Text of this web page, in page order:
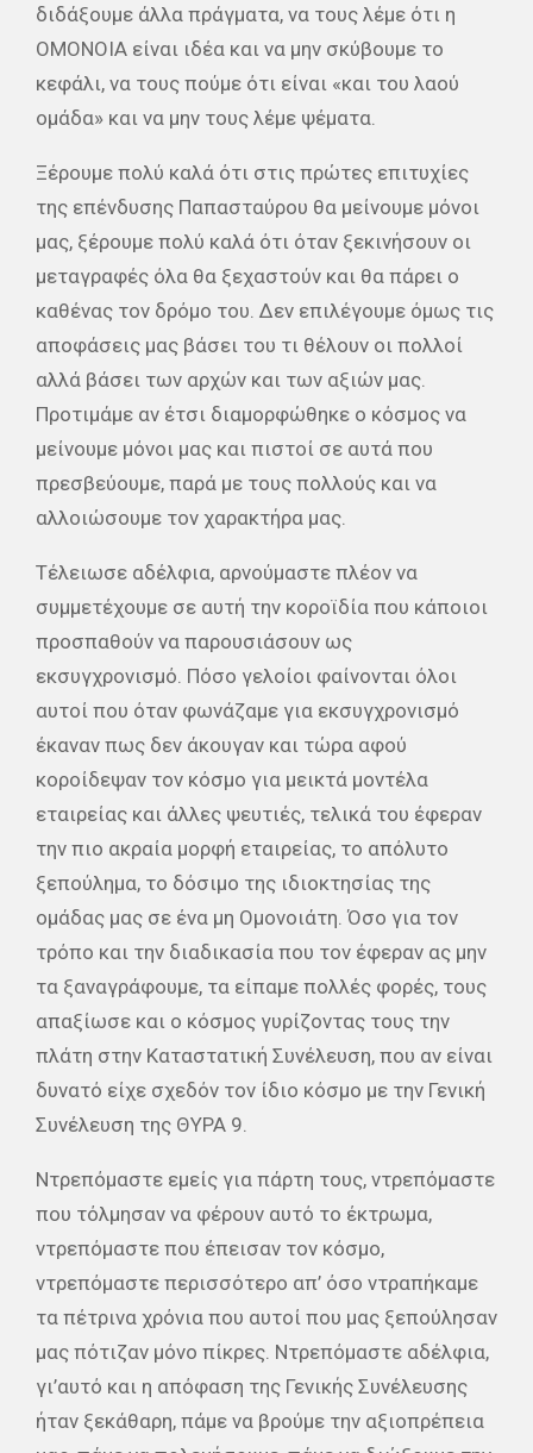
διδάξουμε άλλα πράγματα, να τους λέμε ότι η
ΟΜΟΝΟΙΑ είναι ιδέα και να μην σκύβουμε το
κεφάλι, να τους πούμε ότι είναι «και του λαού
ομάδα» και να μην τους λέμε ψέματα.
Ξέρουμε πολύ καλά ότι στις πρώτες επιτυχίες
της επένδυσης Παπασταύρου θα μείνουμε μόνοι
μας, ξέρουμε πολύ καλά ότι όταν ξεκινήσουν οι
μεταγραφές όλα θα ξεχαστούν και θα πάρει ο
καθένας τον δρόμο του. Δεν επιλέγουμε όμως τις
αποφάσεις μας βάσει του τι θέλουν οι πολλοί
αλλά βάσει των αρχών και των αξιών μας.
Προτιμάμε αν έτσι διαμορφώθηκε ο κόσμος να
μείνουμε μόνοι μας και πιστοί σε αυτά που
πρεσβεύουμε, παρά με τους πολλούς και να
αλλοιώσουμε τον χαρακτήρα μας.
Τέλειωσε αδέλφια, αρνούμαστε πλέον να
συμμετέχουμε σε αυτή την κοροϊδία που κάποιοι
προσπαθούν να παρουσιάσουν ως
εκσυγχρονισμό. Πόσο γελοίοι φαίνονται όλοι
αυτοί που όταν φωνάζαμε για εκσυγχρονισμό
έκαναν πως δεν άκουγαν και τώρα αφού
κοροίδεψαν τον κόσμο για μεικτά μοντέλα
εταιρείας και άλλες ψευτιές, τελικά του έφεραν
την πιο ακραία μορφή εταιρείας, το απόλυτο
ξεπούλημα, το δόσιμο της ιδιοκτησίας της
ομάδας μας σε ένα μη Ομονοιάτη. Όσο για τον
τρόπο και την διαδικασία που τον έφεραν ας μην
τα ξαναγράφουμε, τα είπαμε πολλές φορές, τους
απαξίωσε και ο κόσμος γυρίζοντας τους την
πλάτη στην Καταστατική Συνέλευση, που αν είναι
δυνατό είχε σχεδόν τον ίδιο κόσμο με την Γενική
Συνέλευση της ΘΥΡΑ 9.
Ντρεπόμαστε εμείς για πάρτη τους, ντρεπόμαστε
που τόλμησαν να φέρουν αυτό το έκτρωμα,
ντρεπόμαστε που έπεισαν τον κόσμο,
ντρεπόμαστε περισσότερο απ’ όσο ντραπήκαμε
τα πέτρινα χρόνια που αυτοί που μας ξεπούλησαν
μας πότιζαν μόνο πίκρες. Ντρεπόμαστε αδέλφια,
γι’αυτό και η απόφαση της Γενικής Συνέλευσης
ήταν ξεκάθαρη, πάμε να βρούμε την αξιοπρέπεια